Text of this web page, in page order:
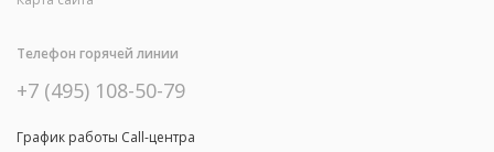
Телефон горячей линии
+7 (495) 108-50-79
График работы Call-центра